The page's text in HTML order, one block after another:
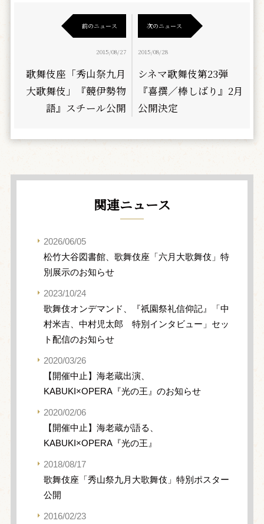
前のニュース
2015/08/27
歌舞伎座「秀山祭九月
大歌舞伎」『競伊勢物
語』スチール公開
次のニュース
2015/08/28
シネマ歌舞伎第23弾
『喜撰／棒しばり』2月
公開決定
関連ニュース
2026/06/05
松竹大谷図書館、歌舞伎座「六月大歌舞伎」特
別展示のお知らせ
2023/10/24
歌舞伎オンデマンド、『祇園祭礼信仰記』「中
村米吉、中村児太郎 特別インタビュー」セッ
ト配信のお知らせ
2020/03/26
【開催中止】海老蔵出演、
KABUKI×OPERA『光の王』のお知らせ
2020/02/06
【開催中止】海老蔵が語る、
KABUKI×OPERA『光の王』
2018/08/17
歌舞伎座「秀山祭九月大歌舞伎」特別ポスター
公開
2016/02/23